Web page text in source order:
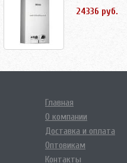
24336 руб.
Главная
О компании
Доставка и оплата
Оптовикам
Контакты